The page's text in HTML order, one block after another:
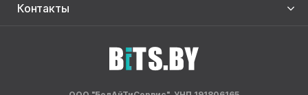
Контакты